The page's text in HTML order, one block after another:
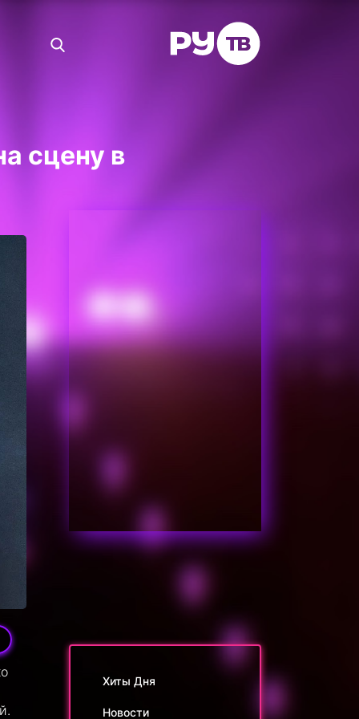
сцену в
Хиты Дня
Новости